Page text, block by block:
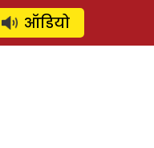
SUBSCRIBE
ऑडियो